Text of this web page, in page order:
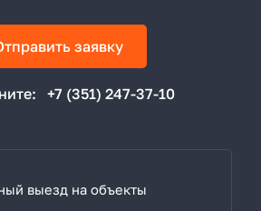
заявку
+7 (351) 247-37-10
выезд на объекты